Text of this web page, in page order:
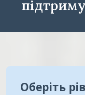
Оберіть